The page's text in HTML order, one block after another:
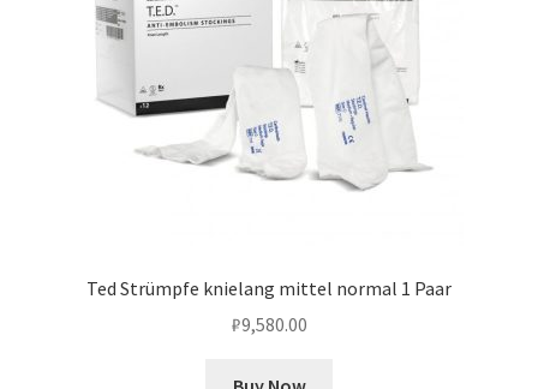
Ted Strümpfe knielang mittel normal 1 Paar
₽9,580.00